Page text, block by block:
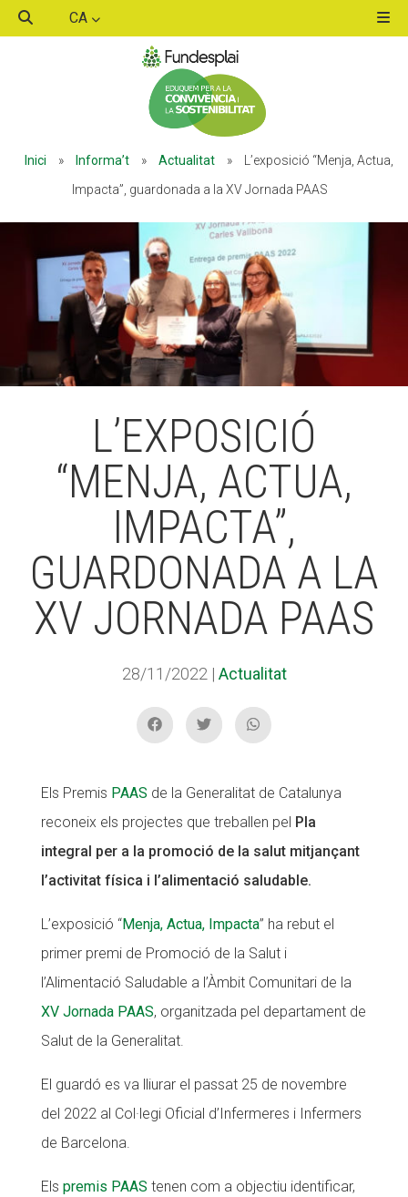
CA
Inici » Informa’t » Actualitat »
L’exposició “Menja, Actua,
Impacta”, guardonada a la XV Jornada PAAS
L’EXPOSICIÓ
“MENJA, ACTUA,
IMPACTA”,
GUARDONADA A LA
XV JORNADA PAAS
28/11/2022 | Actualitat
Els Premis PAAS de la Generalitat de Catalunya
reconeix els projectes que treballen pel Pla
integral per a la promoció de la salut mitjançant
l’activitat física i l’alimentació saludable.
L’exposició “Menja, Actua, Impacta” ha rebut el
primer premi de Promoció de la Salut i
l’Alimentació Saludable a l’Àmbit Comunitari de la
XV Jornada PAAS, organitzada pel departament de
Salut de la Generalitat.
El guardó es va lliurar el passat 25 de novembre
del 2022 al Col·legi Oficial d’Infermeres i Infermers
de Barcelona.
Els premis PAAS tenen com a objectiu identificar,
ACTIVITATS D'ESTIU
MÓN ESCOLAR
ALBERG CENTRE ESPLAI
FORMACIÓ
CASES DE COLÒNIES
ACCIÓ SOCIAL I JOVES
ESPLAIS
SUPORT TERCER SECTOR
CONEIX FUNDESPLAI
La Fundació
L'equip
Missió i valors
Els comptes clars
ACTUALITAT
Notícies
Butlletins